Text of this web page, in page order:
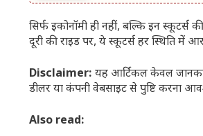
सिर्फ इकोनॉमी ही नहीं, बल्कि इन
दूरी की राइड पर, ये स्कूटर्स हर स्थिति में
Disclaimer: यह आर्टिकल केवल
डीलर या कंपनी वेबसाइट से पुष्टि करना
Also read: